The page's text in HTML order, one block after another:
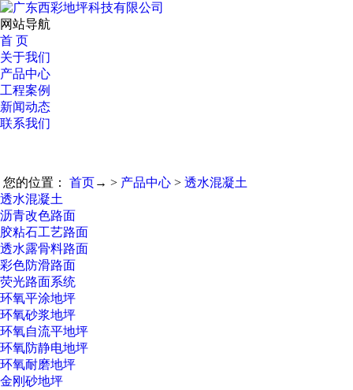
网站导航
首 页
关于我们
产品中心
工程案例
新闻动态
联系我们
您的位置： 首页→ > 产品中心 > 透水混凝土
透水混凝土
沥青改色路面
胶粘石工艺路面
透水露骨料路面
彩色防滑路面
荧光路面系统
环氧平涂地坪
环氧砂浆地坪
环氧自流平地坪
环氧防静电地坪
环氧耐磨地坪
金刚砂地坪